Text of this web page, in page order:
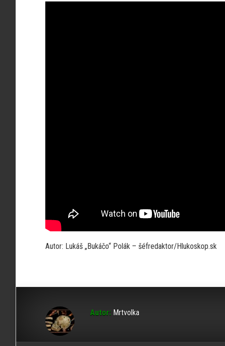
Autor: Lukáš „Bukáčo“ Polák – šéfredaktor/Hlukoskop.sk
Autor: Mrtvolka